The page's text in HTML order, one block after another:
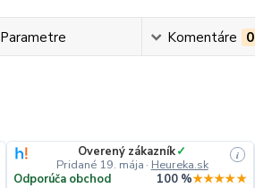
Parametre Komentáre 0
Overený zákazník✓
Pridané 19. mája · Heureka.sk
i
Odporúča obchod 100 %★★★★★